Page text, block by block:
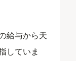
給与から天
していま